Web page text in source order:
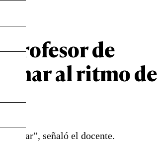
profesor de
al ritmo de
juntar”, señaló el docente.